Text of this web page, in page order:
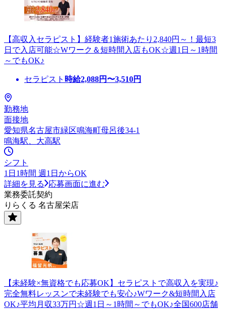
【高収入セラピスト】経験者1施術あたり2,840円～！最短3
日で入店可能☆Wワーク＆短時間入店もOK☆週1日～1時間
～でもOK♪
セラピスト 時給2,088円〜3,510円
勤務地
面接地
愛知県名古屋市緑区鳴海町母呂後34-1
鳴海駅、大高駅
シフト
1日1時間 週1日からOK
詳細を見る
応募画面に進む
業務委託契約
りらくる 名古屋栄店
【未経験×無資格でも応募OK】セラピストで高収入を実現♪
完全無料レッスンで未経験でも安心♪Wワーク&短時間入店
OK♪平均月収33万円☆週1日～1時間～でもOK♪全国600店舗